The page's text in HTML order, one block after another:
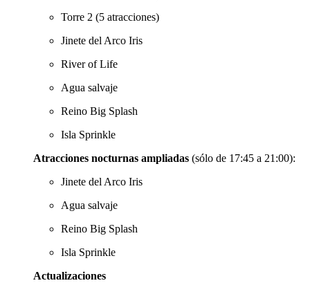
Torre 2 (5 atracciones)
Jinete del Arco Iris
River of Life
Agua salvaje
Reino Big Splash
Isla Sprinkle
Atracciones nocturnas ampliadas (sólo de 17:45 a 21:00):
Jinete del Arco Iris
Agua salvaje
Reino Big Splash
Isla Sprinkle
Actualizaciones